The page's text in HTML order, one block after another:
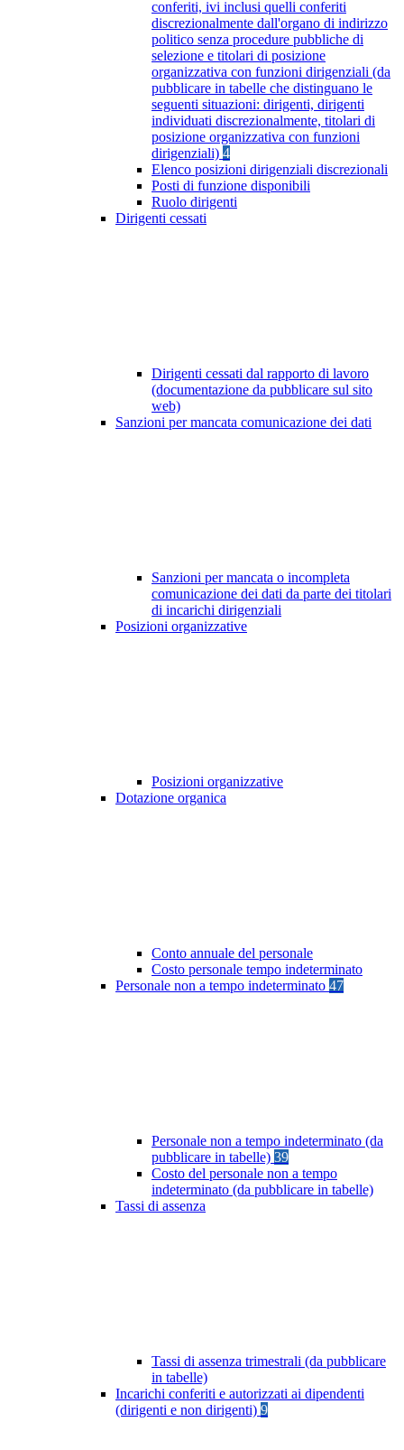
conferiti, ivi inclusi quelli conferiti
discrezionalmente dall'organo di indirizzo
politico senza procedure pubbliche di
selezione e titolari di posizione
organizzativa con funzioni dirigenziali (da
pubblicare in tabelle che distinguano le
seguenti situazioni: dirigenti, dirigenti
individuati discrezionalmente, titolari di
posizione organizzativa con funzioni
dirigenziali) 4
Elenco posizioni dirigenziali discrezionali
Posti di funzione disponibili
Ruolo dirigenti
Dirigenti cessati
Dirigenti cessati dal rapporto di lavoro
(documentazione da pubblicare sul sito
web)
Sanzioni per mancata comunicazione dei dati
Sanzioni per mancata o incompleta
comunicazione dei dati da parte dei titolari
di incarichi dirigenziali
Posizioni organizzative
Posizioni organizzative
Dotazione organica
Conto annuale del personale
Costo personale tempo indeterminato
Personale non a tempo indeterminato 47
Personale non a tempo indeterminato (da
pubblicare in tabelle) 39
Costo del personale non a tempo
indeterminato (da pubblicare in tabelle)
Tassi di assenza
Tassi di assenza trimestrali (da pubblicare
in tabelle)
Incarichi conferiti e autorizzati ai dipendenti
(dirigenti e non dirigenti) 9